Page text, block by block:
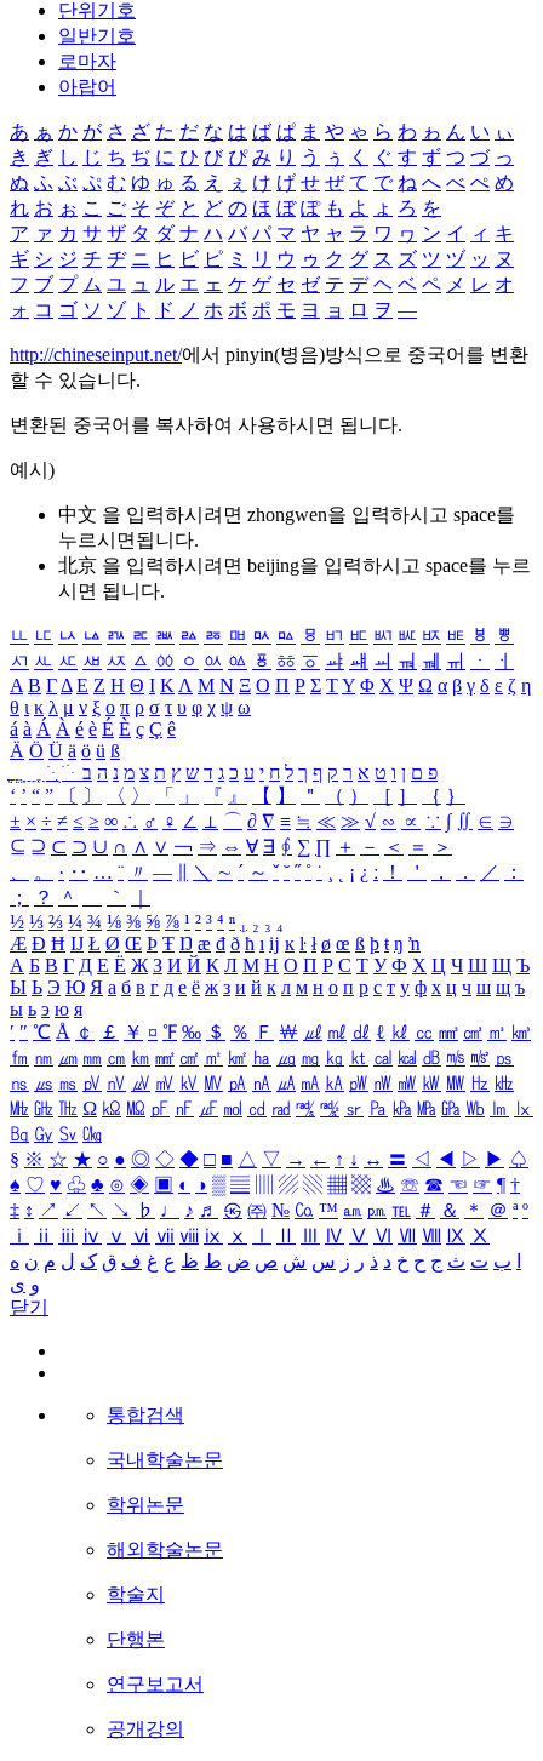
단위기호
일반기호
로마자
아랍어
あ ぁ か が さ ざ た だ な は ば ぱ ま や ゃ ら わ ゎ ん い ぃ
き ぎ し じ ち ぢ に ひ び ぴ み り う ぅ く ぐ す ず つ づ っ
ぬ ふ ぶ ぷ む ゆ ゅ る え ぇ け げ せ ぜ て で ね へ べ ぺ め
れ お ぉ こ ご そ ぞ と ど の ほ ぼ ぽ も よ ょ ろ を
ア ァ カ サ ザ タ ダ ナ ハ バ パ マ ヤ ャ ラ ワ ヮ ン イ ィ キ
ギ シ ジ チ ヂ ニ ヒ ビ ピ ミ リ ウ ゥ ク グ ス ズ ツ ヅ ッ ヌ
フ ブ プ ム ユ ュ ル エ ェ ケ ゲ セ ゼ テ デ ヘ ベ ペ メ レ オ
ォ コ ゴ ソ ゾ ト ド ノ ホ ボ ポ モ ヨ ョ ロ ヲ ―
http://chineseinput.net/에서 pinyin(병음)방식으로 중국어를 변환
할 수 있습니다.
변환된 중국어를 복사하여 사용하시면 됩니다.
예시)
中文 을 입력하시려면 zhongwen을 입력하시고 space를
누르시면됩니다.
北京 을 입력하시려면 beijing을 입력하시고 space를 누르
시면 됩니다.
ㅥ ㅦ ㅧ ㅨ ㅩ ㅪ ㅫ ㅬ ㅭ ㅮ ㅯ ㅰ ㅱ ㅲ ㅳ ㅴ ㅵ ㅶ ㅷ ㅸ
ㅹ
ㅺ ㅻ ㅼ ㅽ ㅾ ㅿ ㆀ ㆁ ㆂ ㆃ ㆄ ㆅ ㆆ ㆇ ㆈ ㆉ ㆊ ㆋ ㆌ ㆍ
ㆎ
Α Β ΓΔ Ε Ζ Η Θ Ι ΚΛ Μ Ν Ξ Ο Π Ρ Σ ΤΥ Φ Χ Ψ Ω α β γ δ ε ζ η
θ ι κ λ μ ν ξ ο π ρ σ τ υ φ χ ψ ω
á à Á À é è É È ç Ç ê
Ä Ö Ü ä ö ü ß
ִֶֹ ֻּ ׁׂ פ ם ן ו ט א ר ק ף ך ל ח י ע כ ג ד ש ץ ת צ מ נ ה ב
‘ ’ “ ” 〔 〕 〈 〉 「 」 『 』 【 】 ＂ （ ） ［ ］ ｛ ｝
± × ÷ ≠ ≤ ≥ ∞ ∴ ♂ ♀ ∠ ⊥ ⌒ ∂ ∇ ≡ ≒ ≪ ≫ √ ∽ ∝ ∵ ∫ ∬ ∈ ∋
⊆ ⊇ ⊂ ⊃ ∪ ∩ ∧ ∨ ￢ ⇒ ⇔ ∀ ∃ ∮ ∑ ∏ ＋ － ＜ ＝
＞
、
。 · ‥ … ¨ 〃 ― ＼ ∼ ´ ～ ˇ ˘ ˝ ˚ ˙ ¸ ¡ ¿ ː ！ ＇ ， ． ／
：
；
？ ＾ ｀
½ ⅓ ⅔ ¼ ¾ ⅛ ⅜ ⅝ ⅞ ¹ ² ³ ⁴ ⁿ ₁ ₂ ₃ ₄
Æ Ð Ħ Ĳ Ł Ø Œ Þ Ŧ Ŋ æ đ ð ħ ı ĳ ĸ ŀ ł ø œ ß þ ŧ ŋ ŉ
А Б В Г Д Е Ё Ж З И Й К Л М Н О П Р С Т У Ф Х Ц Ч Ш Щ Ъ
Ы Ь Э Ю Я а б в г д е ё ж з и й к л м н о п р с т у ф х ц ч ш щ ъ
ы ь э ю я
′ ″ ℃ Å ￠ ￡ ￥ ¤ ℉ ‰ ＄ ％ Ｆ ￦ ㎕ ㎖ ㎗ ℓ ㎘ ㏄ ㎣ ㎤ ㎥ ㎦
㎙ ㎚ ㎛ ㎜ ㎝ ㎞ ㎟ ㎠ ㎡ ㎢ ㏊ ㎍ ㎎ ㎏ ㏏ ㎈ ㎉ ㏈ ㎧ ㎨ ㎰
㎱ ㎲ ㎳ ㎴ ㎵ ㎶ ㎷ ㎸ ㎹ ㎀ ㎁ ㎂ ㎃ ㎄ ㎺ ㎻ ㎽ ㎾ ㎿ ㎐ ㎑
㎒ ㎓ ㎔ Ω ㏀ ㏁ ㎊ ㎋ ㎌ ㏖ ㏅ ㎭ ㎮ ㎯ ㏛ ㎩ ㎪ ㎫ ㎬ ㏝ ㏐
㏓
㏃ ㏉ ㏜ ㏆
§ ※ ☆ ★ ○ ● ◎ ◇ ◆ □ ■ △ ▽ → ← ↑ ↓ ↔ 〓 ◁ ◀ ▷ ▶ ♤
♠ ♡ ♥ ♧ ♣ ⊙ ◈ ▣ ◐ ◑ ▒ ▤ ▨ ▧ ▦ ▩ ♨ ☏ ☎ ☜ ☞ ¶ †
‡ ↕ ↗ ↙ ↖ ↘ ♭ ♩ ♪ ♬ ㉿ ㈜ № ㏇ ™ ㏂ ㏘ ℡ ＃ ＆ ＊ ＠ ª º
ⅰ
ⅱ ⅲ ⅳ ⅴ ⅵ ⅶ ⅷ ⅸ ⅹ Ⅳ Ⅴ Ⅵ Ⅶ Ⅷ Ⅸ Ⅹ
ب ت ث ج ح خ د ذ ر ز س ش ص ض ط ظ ع غ ف ق ک ل م ن ه
و ی
닫기
통합검색
국내학술논문
학위논문
해외학술논문
학술지
단행본
연구보고서
공개강의